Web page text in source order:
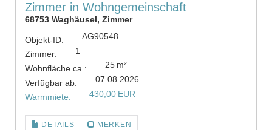
Zimmer in Wohngemeinschaft
68753 Waghäusel, Zimmer
Objekt-ID:
AG90548
Zimmer:
1
Wohnfläche ca.:
25 m²
Verfügbar ab:
07.08.2026
Warmmiete:
430,00 EUR
DETAILS MERKEN